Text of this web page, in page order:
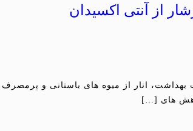
از آنتی اکسیدان
بهداشت، انار از میوه های باستانی و
های […]